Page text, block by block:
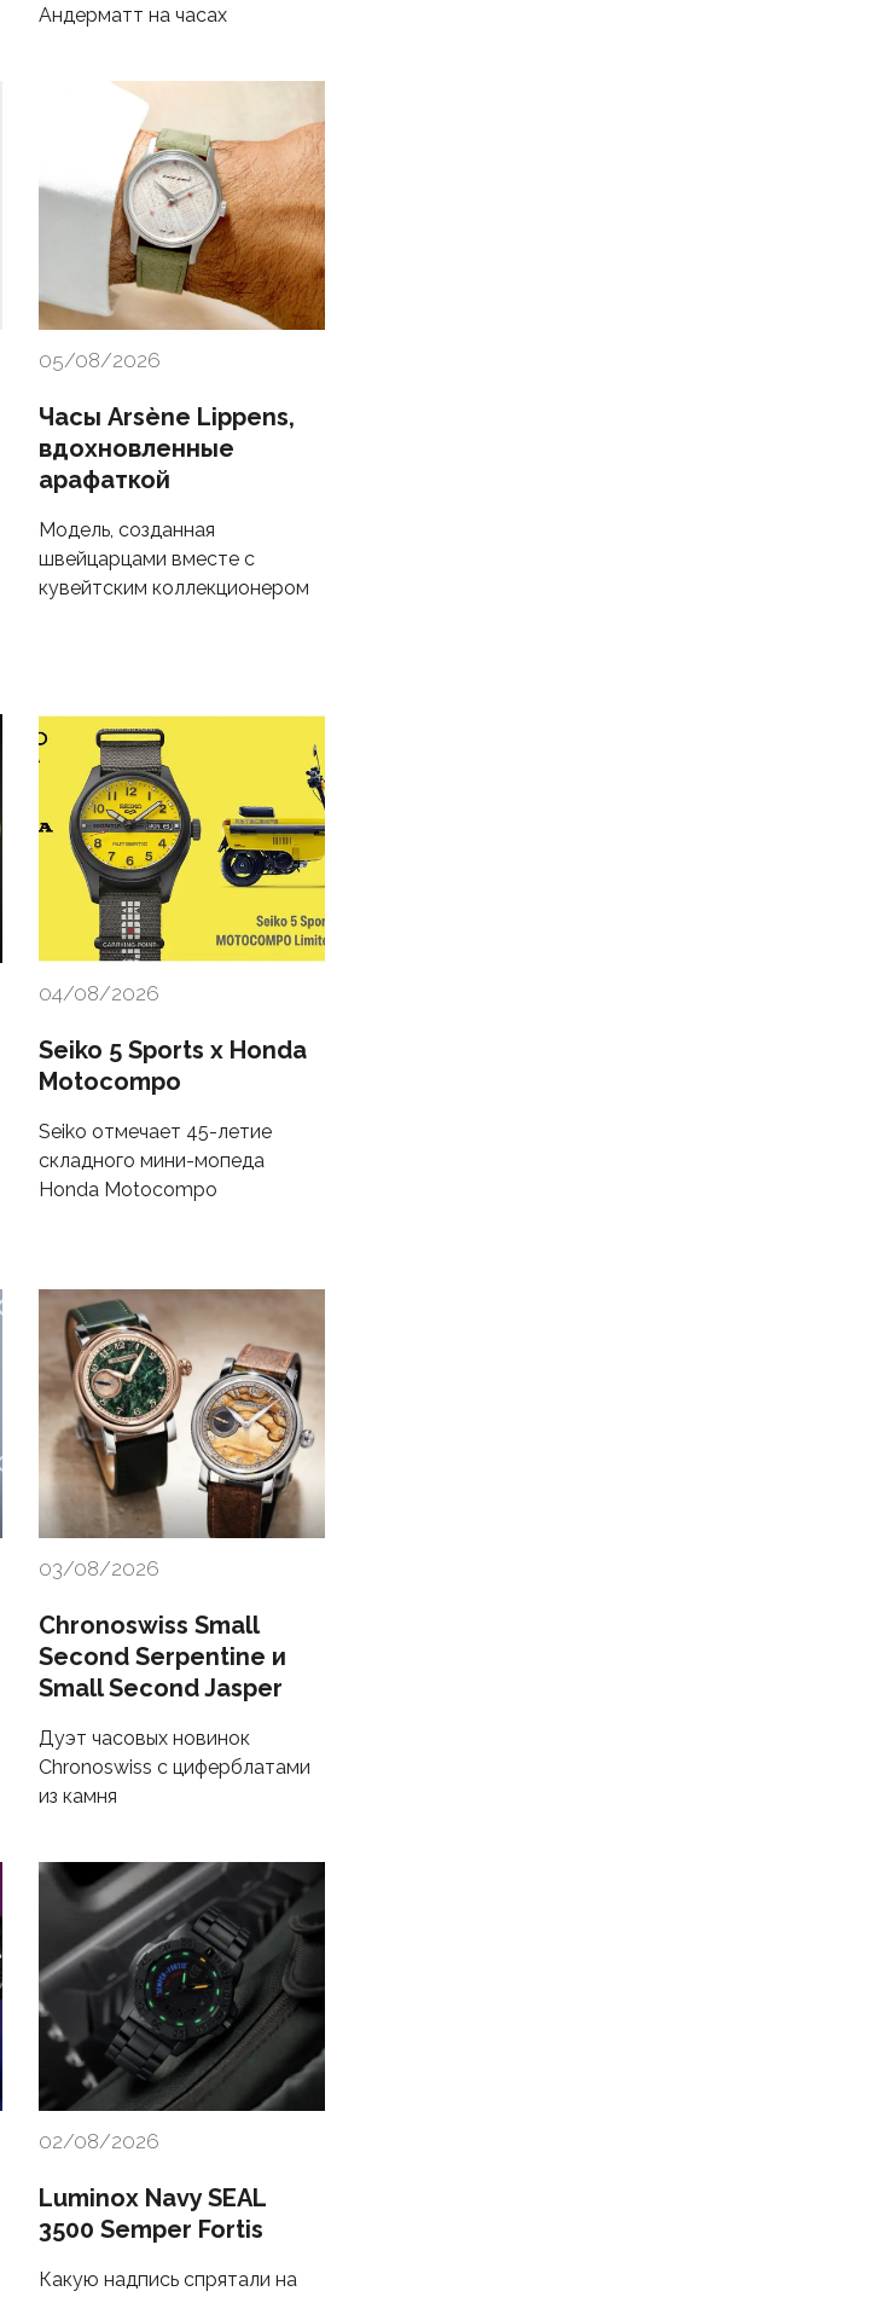
Андерматт на часах
05/08/2026
Часы Arsène Lippens,
вдохновленные
арафаткой
Модель, созданная
швейцарцами вместе с
кувейтским коллекционером
04/08/2026
Seiko 5 Sports x Honda
Motocompo
Seiko отмечает 45-летие
складного мини-мопеда
Honda Motocompo
03/08/2026
Chronoswiss Small
Second Serpentine и
Small Second Jasper
Дуэт часовых новинок
Chronoswiss с циферблатами
из камня
02/08/2026
Luminox Navy SEAL
3500 Semper Fortis
Какую надпись спрятали на